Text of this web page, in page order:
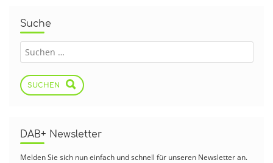
Suche
SUCHEN
DAB+ Newsletter
Melden Sie sich nun einfach und schnell für unseren Newsletter an.